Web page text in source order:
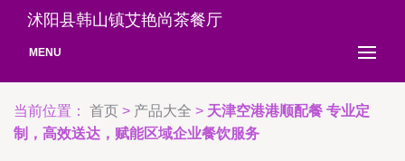
沭阳县韩山镇艾艳尚茶餐厅
MENU
当前位置： 首页 > 产品大全 > 天津空港港顺配餐 专业定
制，高效送达，赋能区域企业餐饮服务